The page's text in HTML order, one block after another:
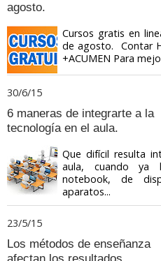
agosto.
Cursos gratis en
de agosto. Contar
+ACUMEN Para
30/6/15
6 maneras de integrarte a la
tecnología en el aula.
Que difícil resulta
aula, cuando ya
notebook, de
aparatos...
23/5/15
Los métodos de enseñanza
afectan los resultados.